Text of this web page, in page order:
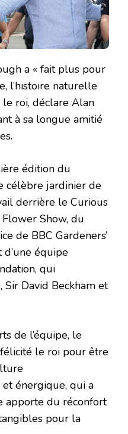
a « fait plus pour
l’histoire naturelle
le roi, déclare Alan
à sa longue amitié
édition du
célèbre jardinier de
derrière le Curious
Show, du
de BBC Gardeners’
équipe
qui
David Beckham et
de l’équipe, le
le roi pour être
énergique, qui a
apporte du réconfort
pour la